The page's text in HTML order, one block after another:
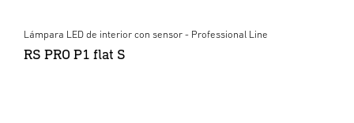
Lámpara LED de interior con sensor - Professional Line
RS PRO P1 flat S